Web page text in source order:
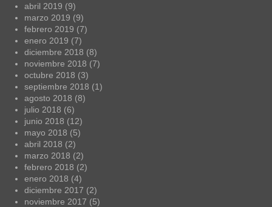
abril 2019 (9)
marzo 2019 (9)
febrero 2019 (7)
enero 2019 (7)
diciembre 2018 (8)
noviembre 2018 (7)
octubre 2018 (3)
septiembre 2018 (1)
agosto 2018 (8)
julio 2018 (6)
junio 2018 (12)
mayo 2018 (5)
abril 2018 (2)
marzo 2018 (2)
febrero 2018 (2)
enero 2018 (4)
diciembre 2017 (2)
noviembre 2017 (5)